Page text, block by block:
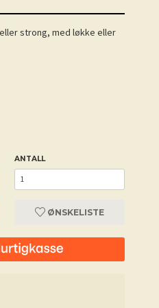
strong, med løkke eller
ANTALL
ØNSKELISTE